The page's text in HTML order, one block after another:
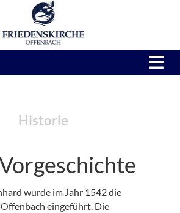
Historie
wurde im Jahr 1542 die
eingeführt. Die